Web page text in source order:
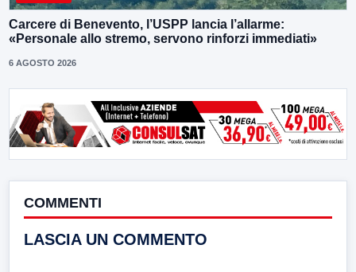
Carcere di Benevento, l’USPP lancia l’allarme:
«Personale allo stremo, servono rinforzi immediati»
6 AGOSTO 2026
COMMENTI
LASCIA UN COMMENTO